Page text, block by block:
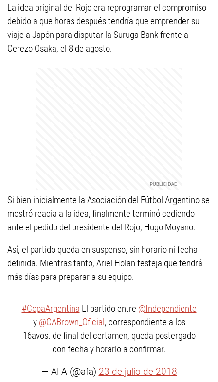
La idea original del Rojo era reprogramar el compromiso
debido a que horas después tendría que emprender su
viaje a Japón para disputar la Suruga Bank frente a
Cerezo Osaka, el 8 de agosto.
Si bien inicialmente la Asociación del Fútbol Argentino se
mostró reacia a la idea, finalmente terminó cediendo
ante el pedido del presidente del Rojo, Hugo Moyano.
Así, el partido queda en suspenso, sin horario ni fecha
definida. Mientras tanto, Ariel Holan festeja que tendrá
más días para preparar a su equipo.
#CopaArgentina El partido entre @Independiente
y @CABrown_Oficial, correspondiente a los
16avos. de final del certamen, queda postergado
con fecha y horario a confirmar.
— AFA (@afa) 23 de julio de 2018